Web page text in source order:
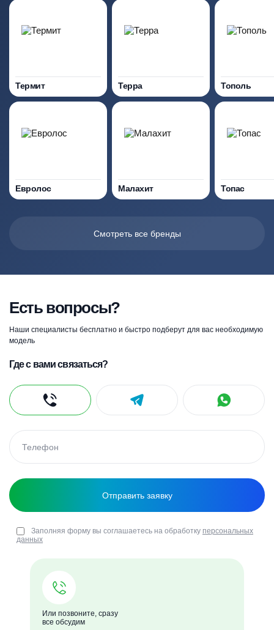
Термит Терра Тополь
Евролос Малахит Топас
Смотреть все бренды
Есть вопросы?
Наши специалисты бесплатно и быстро подберут для вас необходимую
модель
Или позвоните, сразу
все обсудим
Где с вами связаться?
Заполняя форму вы соглашаетесь на обработку персональных
данных